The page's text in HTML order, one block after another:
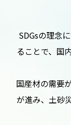
SDGsの理念
ることで、 国
国産材の需要
が進み、 土砂